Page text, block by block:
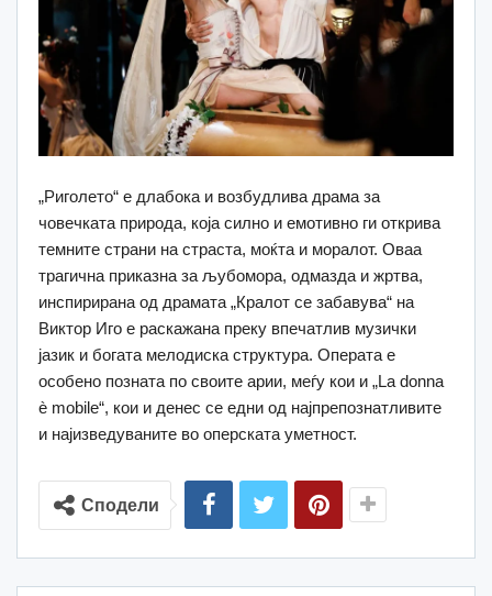
„Риголето“ е длабока и возбудлива драма за
човечката природа, која силно и емотивно ги открива
темните страни на страста, моќта и моралот. Оваа
трагична приказна за љубомора, одмазда и жртва,
инспирирана од драмата „Кралот се забавува“ на
Виктор Иго е раскажана преку впечатлив музички
јазик и богата мелодиска структура. Операта е
особено позната по своите арии, меѓу кои и „La donna
è mobile“, кои и денес се едни од најпрепознатливите
и најизведуваните во оперската уметност.
Сподели